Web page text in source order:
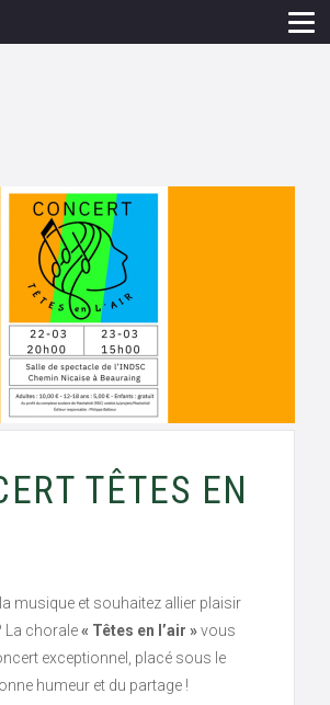
TÊTES EN
musique et souhaitez allier plaisir
La chorale« Têtes en l’air »vous
exceptionnel, placé sous le
humeur et du partage !